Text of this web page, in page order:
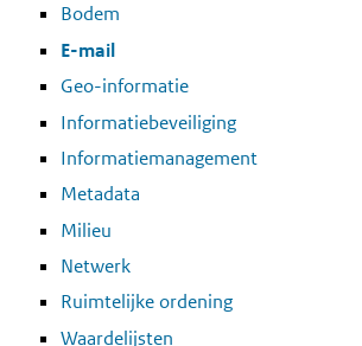
Bodem
E-mail
Geo-informatie
Informatiebeveiliging
Informatiemanagement
Metadata
Milieu
Netwerk
Ruimtelijke ordening
Waardelijsten